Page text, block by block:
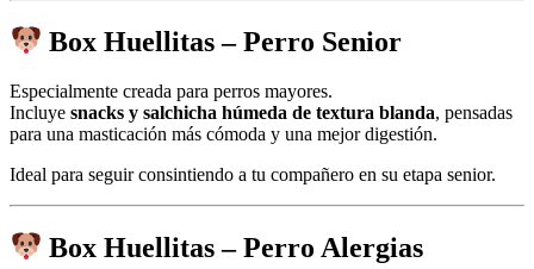
Box Huellitas – Perro Senior
Especialmente creada para perros mayores.
Incluye snacks y salchicha húmeda de textura blanda, pensadas
para una masticación más cómoda y una mejor digestión.
Ideal para seguir consintiendo a tu compañero en su etapa senior.
Box Huellitas – Perro Alergias